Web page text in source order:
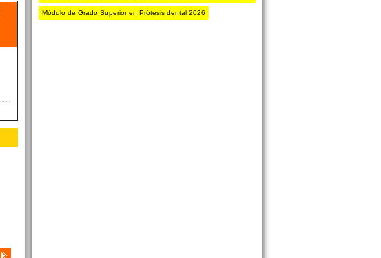
Módulo de Grado Superior en Prótesis dental 2026